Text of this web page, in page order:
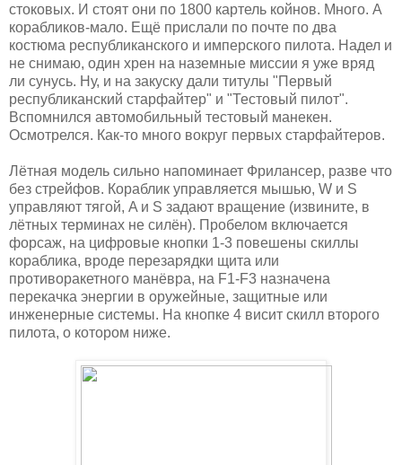
стоковых. И стоят они по 1800 картель койнов. Много. А
корабликов-мало. Ещё прислали по почте по два
костюма республиканского и имперского пилота. Надел и
не снимаю, один хрен на наземные миссии я уже вряд
ли сунусь. Ну, и на закуску дали титулы "Первый
республиканский старфайтер" и "Тестовый пилот".
Вспомнился автомобильный тестовый манекен.
Осмотрелся. Как-то много вокруг первых старфайтеров.
Лётная модель сильно напоминает Фрилансер, разве что
без стрейфов. Кораблик управляется мышью, W и S
управляют тягой, A и S задают вращение (извините, в
лётных терминах не силён). Пробелом включается
форсаж, на цифровые кнопки 1-3 повешены скиллы
кораблика, вроде перезарядки щита или
противоракетного манёвра, на F1-F3 назначена
перекачка энергии в оружейные, защитные или
инженерные системы. На кнопке 4 висит скилл второго
пилота, о котором ниже.